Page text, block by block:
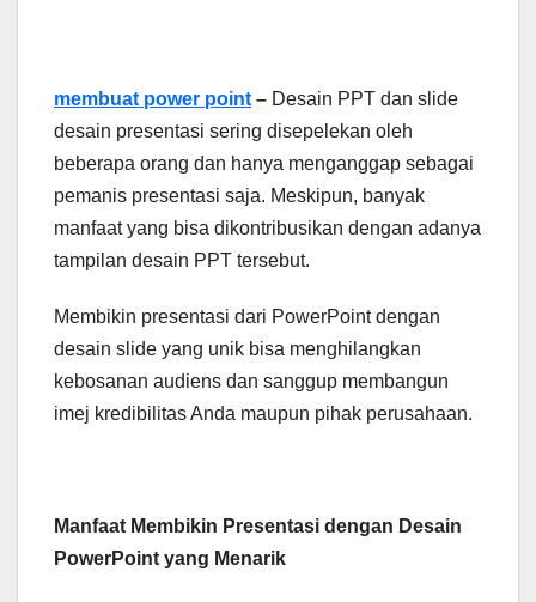
membuat power point – Desain PPT dan slide
desain presentasi sering disepelekan oleh
beberapa orang dan hanya menganggap sebagai
pemanis presentasi saja. Meskipun, banyak
manfaat yang bisa dikontribusikan dengan adanya
tampilan desain PPT tersebut.
Membikin presentasi dari PowerPoint dengan
desain slide yang unik bisa menghilangkan
kebosanan audiens dan sanggup membangun
imej kredibilitas Anda maupun pihak perusahaan.
Manfaat Membikin Presentasi dengan Desain
PowerPoint yang Menarik